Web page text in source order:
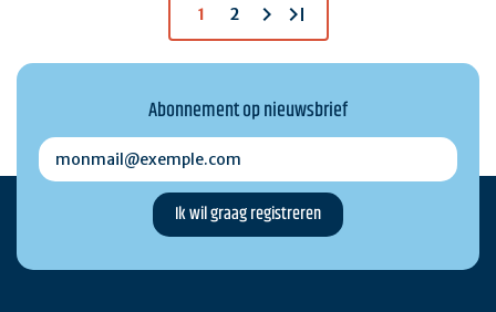
1 2 chevron_right last_page
Abonnement op nieuwsbrief
monmail@exemple.com